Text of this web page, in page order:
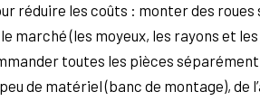
réduire les coûts : monter des
marché (les moyeux, les rayons et
toutes les pièces
de matériel (banc de montage),